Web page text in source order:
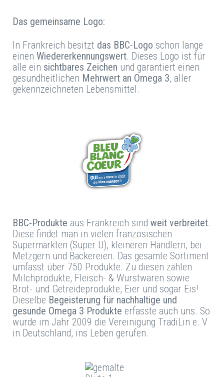
Das gemeinsame Logo:
In Frankreich besitzt das BBC-Logo schon lange
einen Wiedererkennungswert. Dieses Logo ist für
alle ein sichtbares Zeichen und garantiert einen
gesundheitlichen Mehrwert an Omega 3, aller
gekennzeichneten Lebensmittel.
BBC-Produkte aus Frankreich sind weit verbreitet.
Diese findet man in vielen französischen
Supermärkten (Super U), kleineren Händlern, bei
Metzgern und Bäckereien. Das gesamte Sortiment
umfasst über 750 Produkte. Zu diesen zählen
Milchprodukte, Fleisch- & Wurstwaren sowie
Brot- und Getreideprodukte, Eier und sogar Eis!
Dieselbe Begeisterung für nachhaltige und
gesunde Omega 3 Produkte erfasste auch uns. So
wurde im Jahr 2009 die Vereinigung TradiLin e. V
in Deutschland, ins Leben gerufen.